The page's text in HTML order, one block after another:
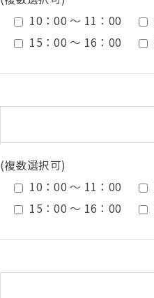
10：00 ～ 11：00
15：00 ～ 16：00
(複数選択可)
10：00 ～ 11：00
15：00 ～ 16：00